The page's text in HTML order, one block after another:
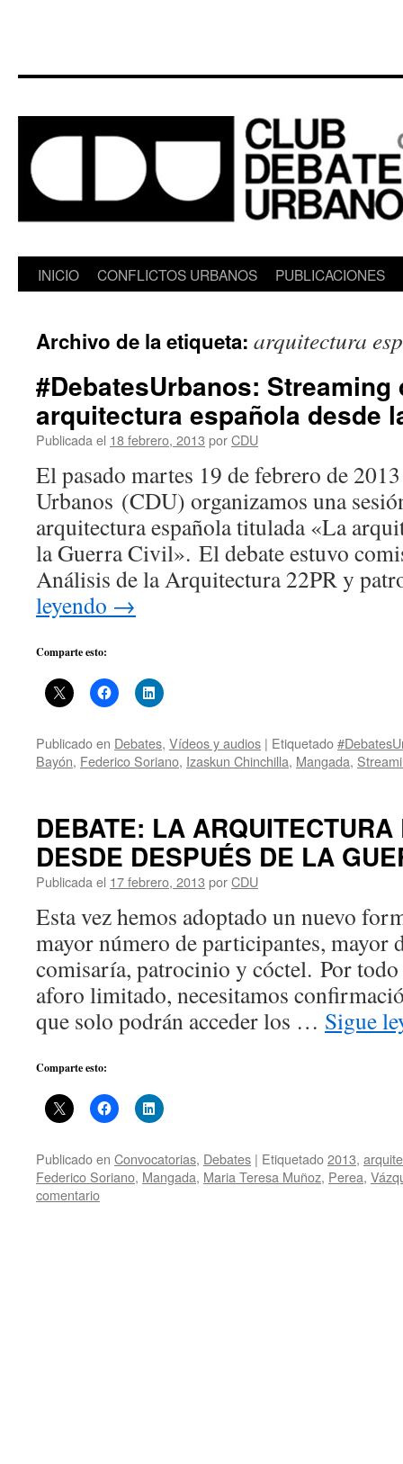
Saltar
contenido
INICIO CONFLICTOS URBANOS PUBLICACIONES
Archivo de la etiqueta: arquitectura
#DebatesUrbanos: Streaming
arquitectura española desde
Publicada el 18 febrero, 2013 porCDU
El pasado martes 19 de febrero de
Urbanos (CDU) organizamos una
arquitectura española titulada «La
la Guerra Civil». El debate estuvo
Análisis de la Arquitectura 22PR y
leyendo →
Comparte esto:
Publicado en Debates, Vídeos y audios | Etiquetado
Bayón, Federico Soriano, Izaskun Chinchilla, Mangada,
DEBATE: LA
DESDE DESPUÉS DE LA
Publicada el 17 febrero, 2013 porCDU
Esta vez hemos adoptado un nuevo
mayor número de participantes, mayor
comisaría, patrocinio y cóctel. Por
aforo limitado, necesitamos
que solo podrán acceder los … Sigue
Comparte esto:
Publicado en Convocatorias, Debates | Etiquetado2013,
Federico Soriano, Mangada, Maria Teresa Muñoz, Perea,
comentario